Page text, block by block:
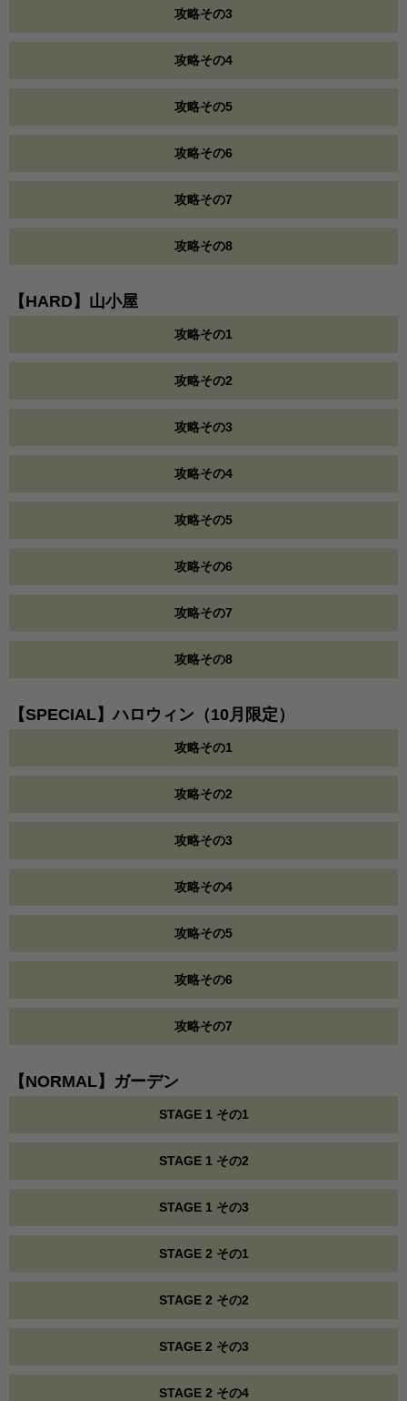
攻略その3
攻略その4
攻略その5
攻略その6
攻略その7
攻略その8
【HARD】山小屋
攻略その1
攻略その2
攻略その3
攻略その4
攻略その5
攻略その6
攻略その7
攻略その8
【SPECIAL】ハロウィン（10月限定）
攻略その1
攻略その2
攻略その3
攻略その4
攻略その5
攻略その6
攻略その7
【NORMAL】ガーデン
STAGE 1 その1
STAGE 1 その2
STAGE 1 その3
STAGE 2 その1
STAGE 2 その2
STAGE 2 その3
STAGE 2 その4